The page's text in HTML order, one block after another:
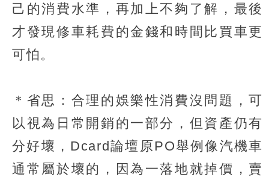
己的消費水準，再加上不夠了解，最後
才發現修車耗費的金錢和時間比買車更
可怕。
＊省思：合理的娛樂性消費沒問題，可
以視為日常開銷的一部分，但資產仍有
分好壞，Dcard論壇原PO舉例像汽機車
通常屬於壞的，因為一落地就掉價，賣